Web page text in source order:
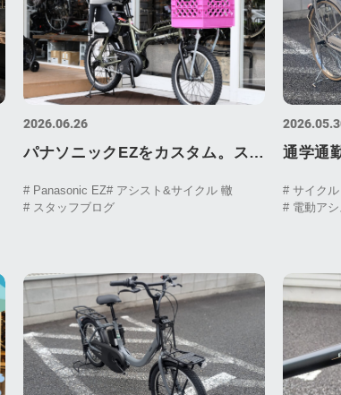
2026.06.26
パナソニックEZをカスタム。スト
リートな「パパ・ママチャリ」仕
様。
# Panasonic EZ# アシスト&サイクル 轍
# スタッフブログ
通学通
# サイク
# 電動ア